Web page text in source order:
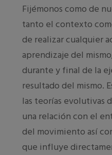
Fijémonos como de
tanto el contexto
de realizar cualquier
aprendizaje del
durante y final de la
resultado del mismo.
las teorías evolutivas
una relación con el
del movimiento así
que influye